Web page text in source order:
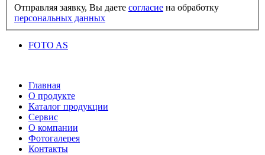
Отправляя заявку, Вы даете согласие на обработку
персональных данных
FOTO AS
Главная
О продукте
Каталог продукции
Сервис
О компании
Фотогалерея
Контакты